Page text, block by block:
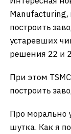
Manufacturing,
построить
устаревших
решения 22 и
При этом
построить
Про морально
шутка. Как я